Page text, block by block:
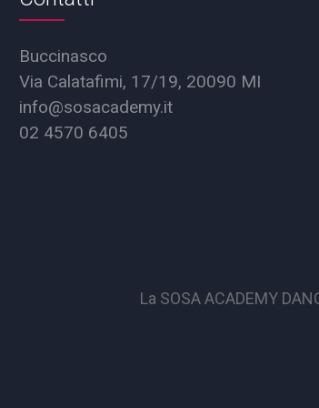
Buccinasco
Via Calatafimi, 17/19, 20090 MI
info@sosacademy.it
02 4570 6405
La SOSA ACADEMY